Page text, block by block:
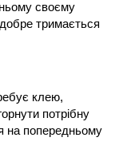
своєму
тримається
клею,
потрібну
на попередньому